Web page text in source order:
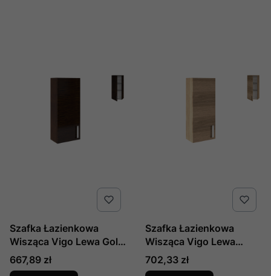
Szafka Łazienkowa
Wisząca Vigo Lewa Gold
Venge
Cena
667,89 zł
Szafka Łazienkowa
Wisząca Vigo Lewa
Sonoma Eiche Natur
Cena
702,33 zł